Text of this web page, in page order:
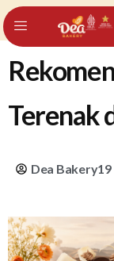
Terenak
Dea Bakery19